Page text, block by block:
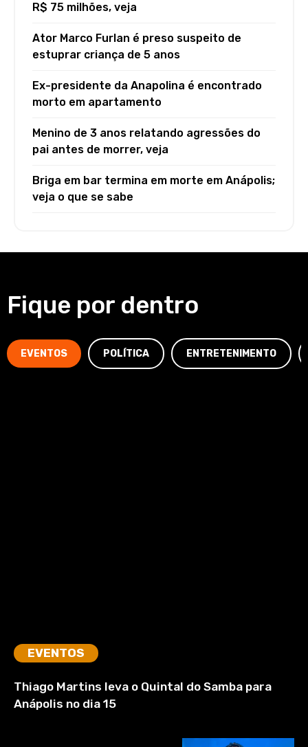
R$ 75 milhões, veja
Ator Marco Furlan é preso suspeito de
estuprar criança de 5 anos
Ex-presidente da Anapolina é encontrado
morto em apartamento
Menino de 3 anos relatando agressões do
pai antes de morrer, veja
Briga em bar termina em morte em Anápolis;
veja o que se sabe
Fique por dentro
EVENTOS POLÍTICA ENTRETENIMENTO
EVENTOS
Thiago Martins leva o Quintal do Samba para
Anápolis no dia 15